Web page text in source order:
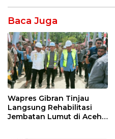
Baca Juga
Wapres Gibran Tinjau
Langsung Rehabilitasi
Jembatan Lumut di Aceh